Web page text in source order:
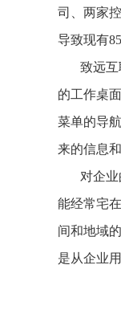
司、两家
导致现有
致远
的工作桌
菜单的导
来的信息
对企
能经常宅
间和地域
是从企业